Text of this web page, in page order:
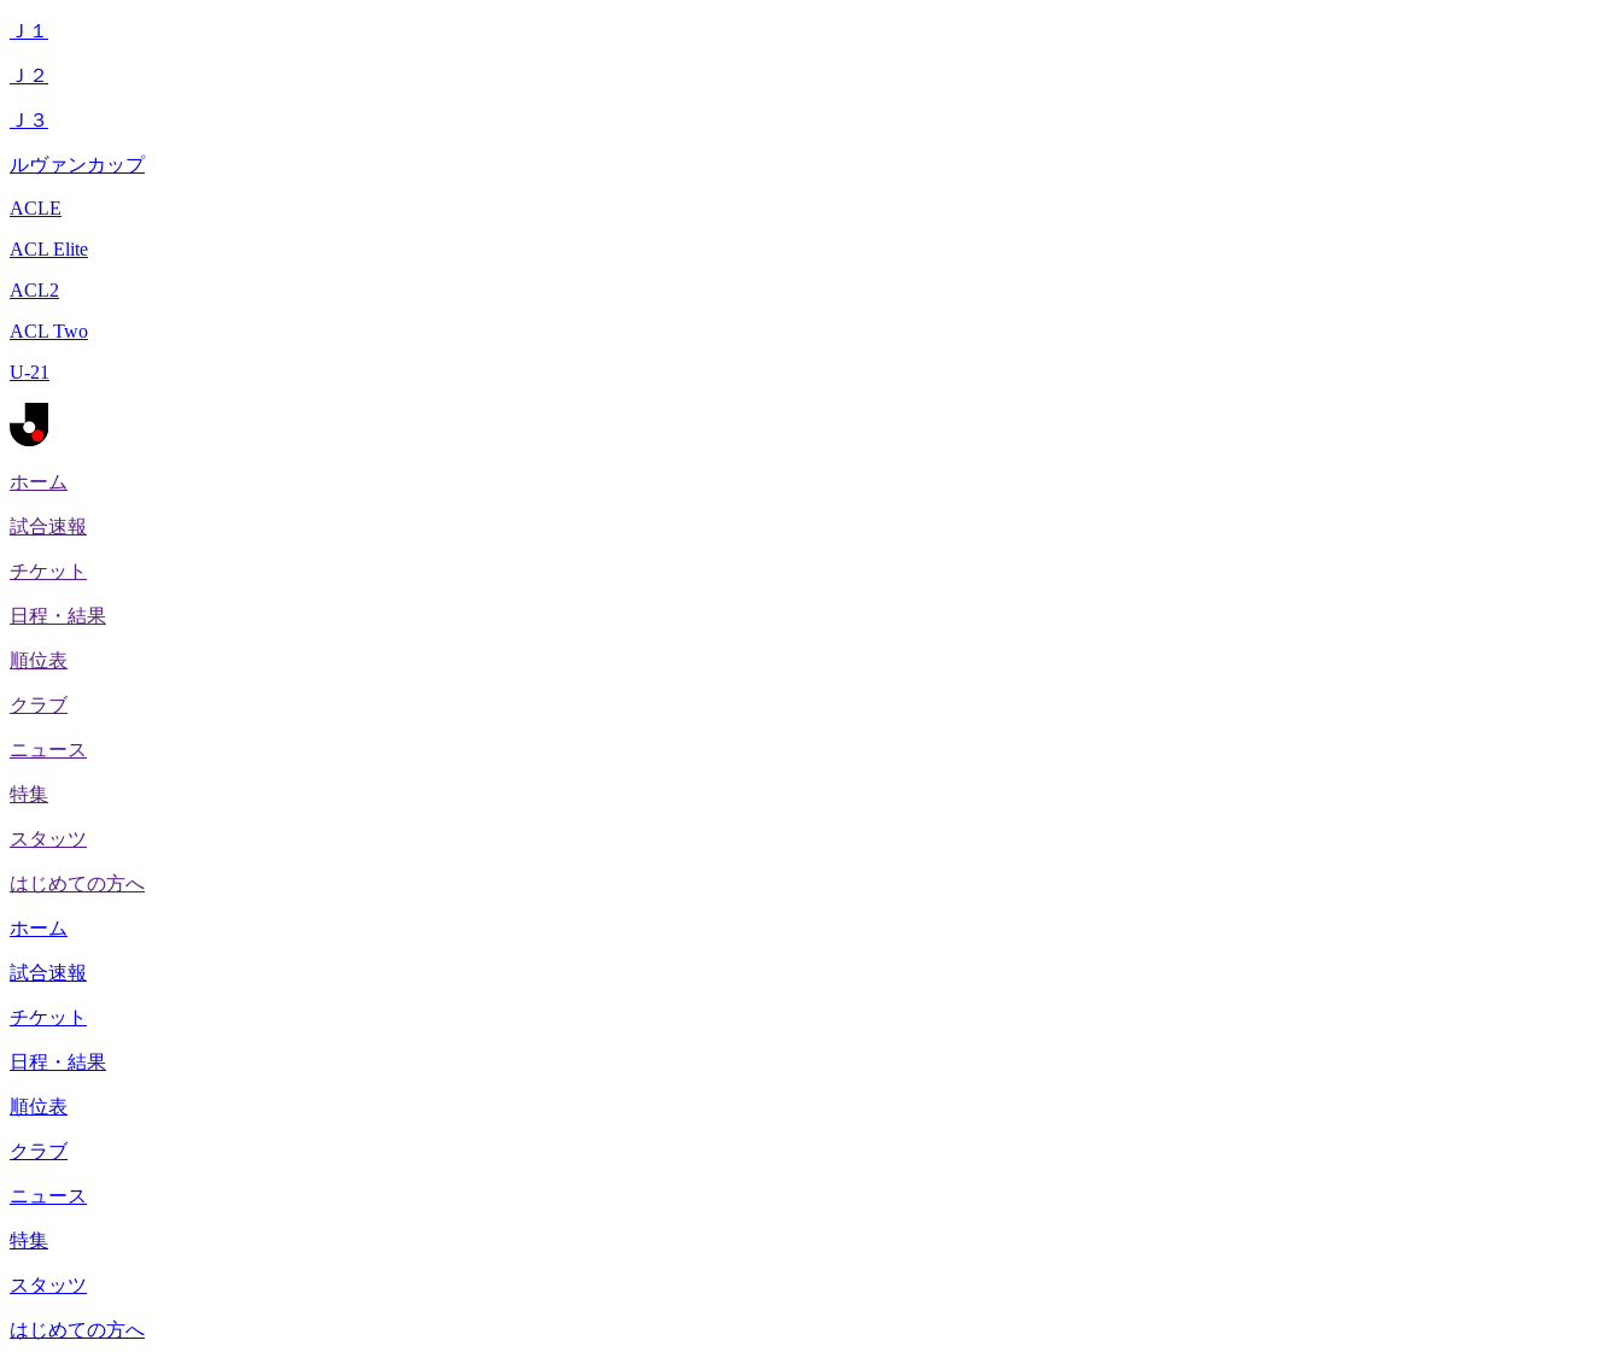
Ｊ１
Ｊ２
Ｊ３
ルヴァンカップ
ACLE
ACL Elite
ACL2
ACL Two
U-21
ホーム
試合速報
チケット
日程・結果
順位表
クラブ
ニュース
特集
スタッツ
はじめての方へ
ホーム
試合速報
チケット
日程・結果
順位表
クラブ
ニュース
特集
スタッツ
はじめての方へ